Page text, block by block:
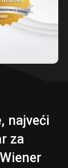
najveći
za